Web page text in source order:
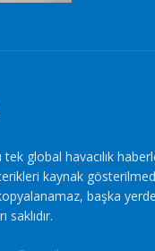
global havacılık
kaynak
başka
saklıdır.